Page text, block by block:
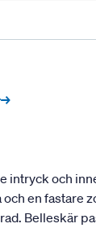
och
en
Belleskär